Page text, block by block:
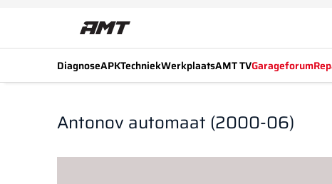
DiagnoseAPKTechniekWerkplaatsAMT TVGarageforum
Antonov automaat (2000-06)